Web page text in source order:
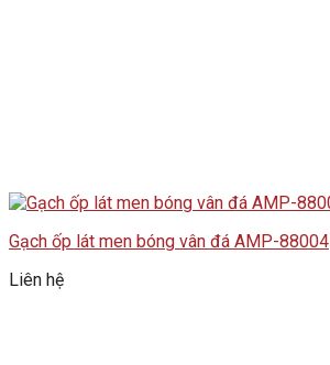
Gạch ốp lát men bóng vân đá AMP-88004
Liên hệ